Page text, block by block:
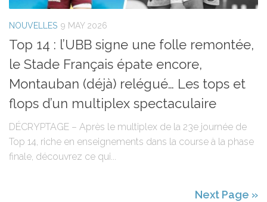
NOUVELLES 9 MAY 2026
Top 14 : l’UBB signe une folle remontée,
le Stade Français épate encore,
Montauban (déjà) relégué… Les tops et
flops d’un multiplex spectaculaire
DÉCRYPTAGE – Après le multiplex de la 23e journée de
Top 14, riche en enseignements dans la course à la phase
finale, découvrez ce qui...
Next Page »